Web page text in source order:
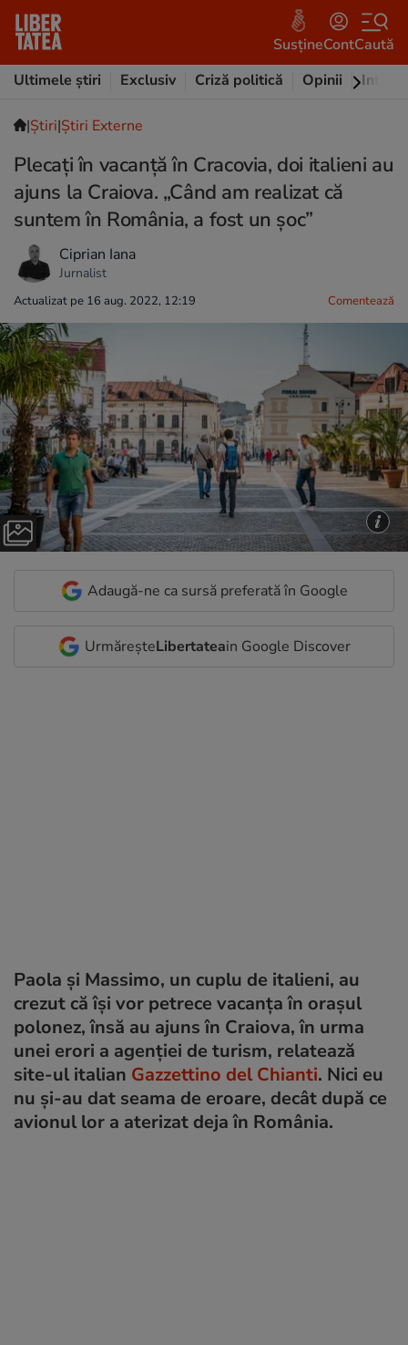
SusțineContCaută
Ultimele știri
Exclusiv Criză politică Opinii
|Ştiri|Știri Externe
Plecați în vacanță în Cracovia, doi italieni au
ajuns la Craiova. „Când am realizat că
suntem în România, a fost un şoc”
Ciprian Iana
Jurnalist
Actualizat pe 16 aug. 2022, 12:19 Comentează
Adaugă-ne ca sursă preferată în Google
UrmăreșteLibertateain Google Discover
Paola și Massimo, un cuplu de italieni, au
crezut că își vor petrece vacanța în orașul
polonez, însă au ajuns în Craiova, în urma
unei erori a agenției de turism, relatează
site-ul italian Gazzettino del Chianti. Nici eu
nu și-au dat seama de eroare, decât după ce
avionul lor a aterizat deja în România.